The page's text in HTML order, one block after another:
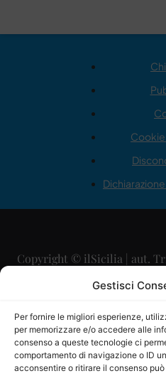
Gestisci
Per fornire le migliori esperienze,
per memorizzare e/o accedere alle
consenso a queste tecnologie ci
comportamento di navigazione o ID
acconsentire o ritirare il consenso
Cookie
Copyright © ilSicilia | aut.
29/09/
Direttore Editoriale:
Direttore